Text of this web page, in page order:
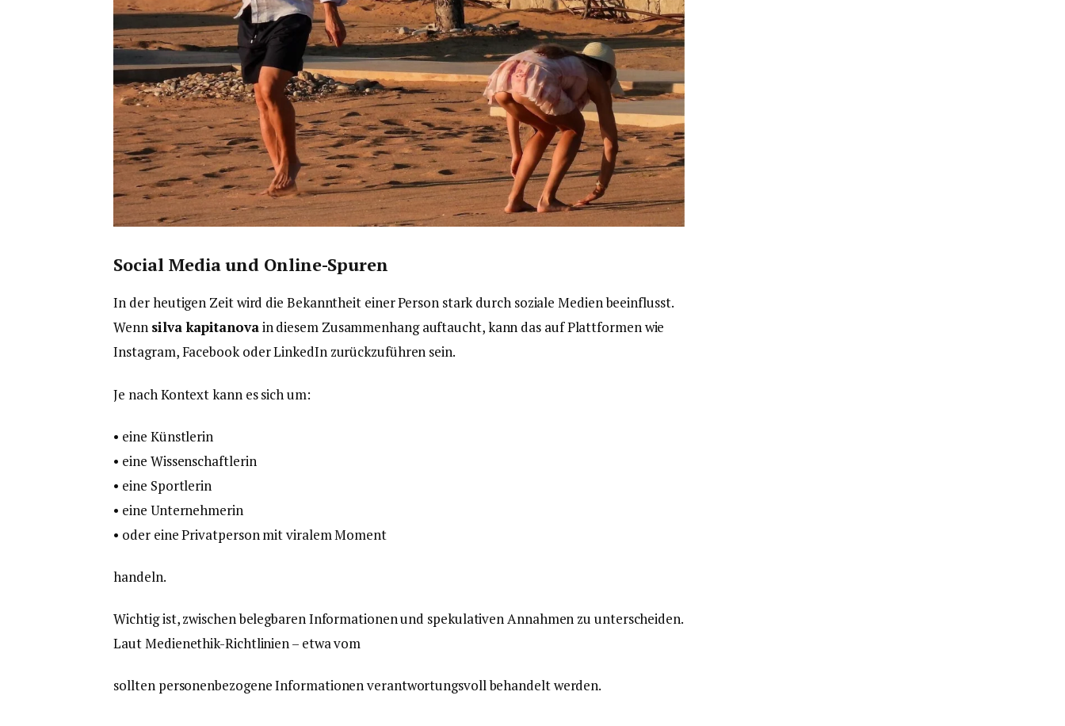
Social Media und Online-Spuren
In der heutigen Zeit wird die Bekanntheit einer Person stark durch soziale Medien beeinflusst.
Wenn silva kapitanovain diesem Zusammenhang auftaucht, kann das auf Plattformen wie
Instagram, Facebook oder LinkedIn zurückzuführen sein.
Je nach Kontext kann es sich um:
• eine Künstlerin
• eine Wissenschaftlerin
• eine Sportlerin
• eine Unternehmerin
• oder eine Privatperson mit viralem Moment
handeln.
Wichtig ist, zwischen belegbaren Informationen und spekulativen Annahmen zu unterscheiden.
Laut Medienethik-Richtlinien – etwa vom
sollten personenbezogene Informationen verantwortungsvoll behandelt werden.